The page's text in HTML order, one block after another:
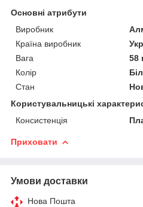
Основні атрибути
Виробник
Країна виробник
Вага
58
Колір
Стан
Користувальницькі
Консистенція
Приховати
Умови доставки
Нова Пошта